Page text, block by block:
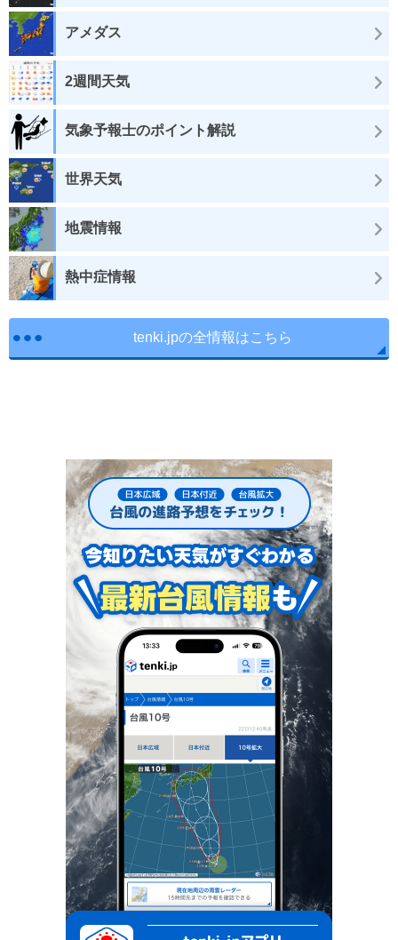
アメダス
2週間天気
気象予報士のポイント解説
世界天気
地震情報
熱中症情報
tenki.jpの全情報はこちら